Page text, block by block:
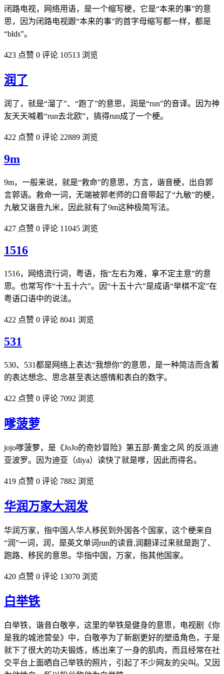
闭路电视，网络用语，是一个缩写梗，它是“本来的事”的意
思，因为闭路电视跟“本来的事”的首字母缩写都一样，都是
“blds”。
423 点赞 0 评论 10513 浏览
润了
润了，就是“溜了”、“跑了”的意思，润是“run”的音译。因为神
友天天喊着“run去北欧”，搞得run成了一个梗。
422 点赞 0 评论 22889 浏览
9m
9m，一般来说，就是“救命”的意思，方言，谐音梗，出自郭
言郭语。救命一词，无端被郭老师的口音带起了“九敏”的梗，
九敏又谐音九米，因此就有了9m这种极简写法。
427 点赞 0 评论 11045 浏览
1516
1516，网络流行词，粤语，指“左右为难，拿不定主意”的意
思。也常写作“十五十六”。因“十五十六”是成语“举棋不定”在
粤语口语中的说法。
422 点赞 0 评论 8041 浏览
531
530、531都是网络上表达“我想你”的意思，是一种简洁而含蓄
的表达想念、思念甚至表达感情和表白的数字。
422 点赞 0 评论 7092 浏览
嗲菠萝
jojo嗲菠萝，是《JoJo的奇妙冒险》第五部·黄金之风 的反派迪
亚波罗。因为迪亚（diya）读快了就是嗲，因此而得名。
419 点赞 0 评论 7882 浏览
华润万家大润发
华润万家，指中国人华人移民到外国各个国家，这个梗来自
“润”一词，润，是英文单词run的读音,润翻译过来就是跑了、
跑路、移民的意思。华指中国，万家，指其他国家。
420 点赞 0 评论 13070 浏览
白举铁
白举铁，谐音白敬亭，这里的举铁是健身的意思，电视剧《你
是我的城池营垒》中，白敬亭为了新剧更好的塑造角色，于是
就下了很大的功夫锻炼，练出来了一身的肌肉，而且经常在社
交平台上面晒自己举铁的照片，引起了不少网友的尖叫。又因